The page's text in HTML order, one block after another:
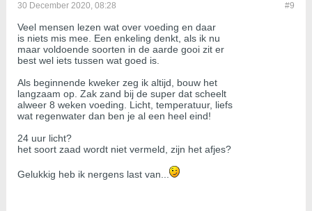
#9
30 December 2020, 08:28
Veel mensen lezen wat over voeding en daar
is niets mis mee. Een enkeling denkt, als ik nu
maar voldoende soorten in de aarde gooi zit er
best wel iets tussen wat goed is.
Als beginnende kweker zeg ik altijd, bouw het
langzaam op. Zak zand bij de super dat scheelt
alweer 8 weken voeding. Licht, temperatuur, liefs
wat regenwater dan ben je al een heel eind!
24 uur licht?
het soort zaad wordt niet vermeld, zijn het afjes?
Gelukkig heb ik nergens last van...